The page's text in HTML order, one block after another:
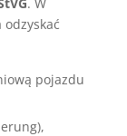
pojazdu